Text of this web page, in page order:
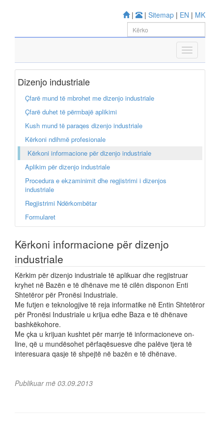
| | Sitemap | EN | MK
Dizenjo industriale
Çfarë mund të mbrohet me dizenjo industriale
Çfarë duhet të përmbajë aplikimi
Kush mund të paraqes dizenjo industriale
Kërkoni ndihmë profesionale
Kërkoni informacione për dizenjo industriale
Aplikim për dizenjo industriale
Procedura e ekzaminimit dhe regjistrimi i dizenjos
industriale
Regjistrimi Ndërkombëtar
Formularet
Kërkoni informacione për dizenjo
industriale
Kërkim për dizenjo industriale të aplikuar dhe regjistruar
kryhet në Bazën e të dhënave me të cilën disponon Enti
Shtetëror për Pronësi Industriale.
Me futjen e teknologjive të reja informatike në Entin Shtetëror
për Pronësi Industriale u krijua edhe Baza e të dhënave
bashkëkohore.
Me çka u krijuan kushtet për marrje të informacioneve on-
line, që u mundësohet përfaqësuesve dhe palëve tjera të
interesuara qasje të shpejtë në bazën e të dhënave.
Publikuar më 03.09.2013